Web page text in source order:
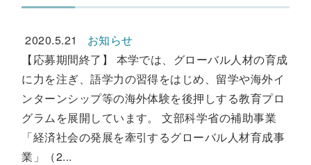
2020.5.21
お知らせ
【応募期間終了】 本学では、グローバル人材の育成
に力を注ぎ、語学力の習得をはじめ、留学や海外イ
ンターンシップ等の海外体験を後押しする教育プロ
グラムを展開しています。 文部科学省の補助事業
「経済社会の発展を牽引するグローバル人材育成事
業」（2...